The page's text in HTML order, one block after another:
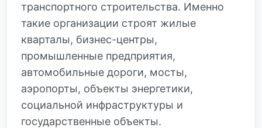
транспортного строительства. Именно
такие организации строят жилые
кварталы, бизнес-центры,
промышленные предприятия,
автомобильные дороги, мосты,
аэропорты, объекты энергетики,
социальной инфраструктуры и
государственные объекты.